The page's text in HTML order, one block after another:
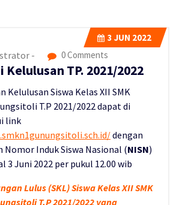
3 JUN 2022
- 0 Comments
TP. 2021/2022
Kelulusan Siswa Kelas XII SMK
T.P 2021/2022 dapat di
link
dengan
Nomor Induk Siswa Nasional (NISN)
3 Juni 2022 per pukul 12.00 wib
Lulus (SKL) Siswa Kelas XII SMK
T.P 2021/2022 yang